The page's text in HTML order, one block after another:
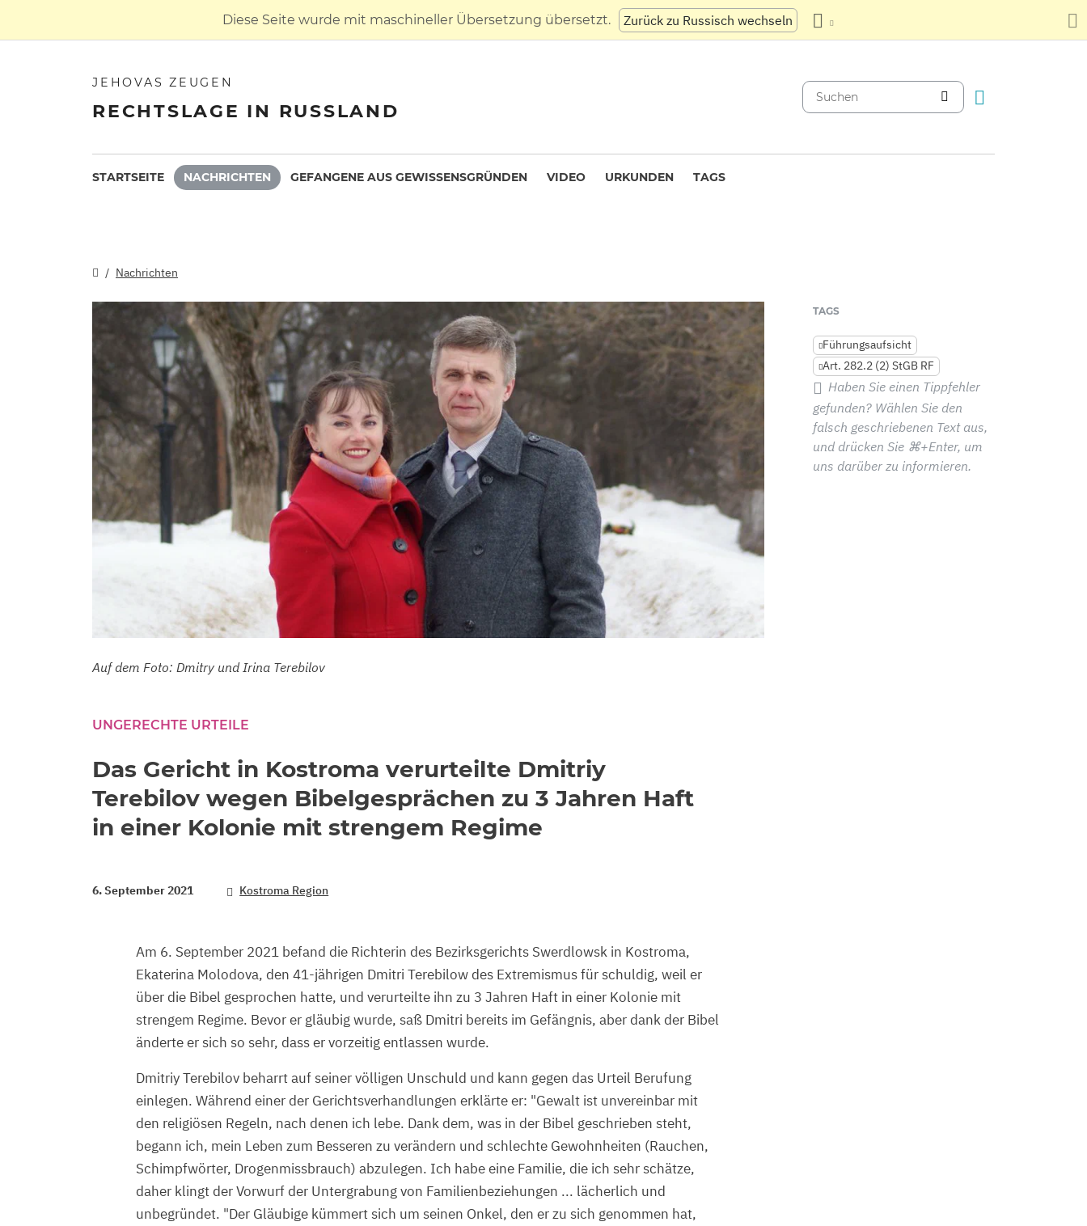
Diese Seite wurde mit maschineller Übersetzung übersetzt. Zurück zu Russisch wechseln
JEHOVAS ZEUGEN
RECHTSLAGE IN RUSSLAND
STARTSEITE NACHRICHTEN GEFANGENE AUS GEWISSENSGRÜNDEN VIDEO URKUNDEN TAGS
Nachrichten
Auf dem Foto: Dmitry und Irina Terebilov
UNGERECHTE URTEILE
Das Gericht in Kostroma verurteilte Dmitriy
Terebilov wegen Bibelgesprächen zu 3 Jahren Haft
in einer Kolonie mit strengem Regime
6. September 2021 Kostroma Region
Am 6. September 2021 befand die Richterin des Bezirksgerichts Swerdlowsk in Kostroma,
Ekaterina Molodova, den 41-jährigen Dmitri Terebilow des Extremismus für schuldig, weil er
über die Bibel gesprochen hatte, und verurteilte ihn zu 3 Jahren Haft in einer Kolonie mit
strengem Regime. Bevor er gläubig wurde, saß Dmitri bereits im Gefängnis, aber dank der Bibel
änderte er sich so sehr, dass er vorzeitig entlassen wurde.
Dmitriy Terebilov beharrt auf seiner völligen Unschuld und kann gegen das Urteil Berufung
einlegen. Während einer der Gerichtsverhandlungen erklärte er: "Gewalt ist unvereinbar mit
den religiösen Regeln, nach denen ich lebe. Dank dem, was in der Bibel geschrieben steht,
begann ich, mein Leben zum Besseren zu verändern und schlechte Gewohnheiten (Rauchen,
Schimpfwörter, Drogenmissbrauch) abzulegen. Ich habe eine Familie, die ich sehr schätze,
daher klingt der Vorwurf der Untergrabung von Familienbeziehungen ... lächerlich und
unbegründet. "Der Gläubige kümmert sich um seinen Onkel, den er zu sich genommen hat,
TAGS
Führungsaufsicht
Art. 282.2 (2) StGB RF
Haben Sie einen Tippfehler
gefunden? Wählen Sie den
falsch geschriebenen Text aus,
und drücken Sie ⌘+Enter, um
uns darüber zu informieren.